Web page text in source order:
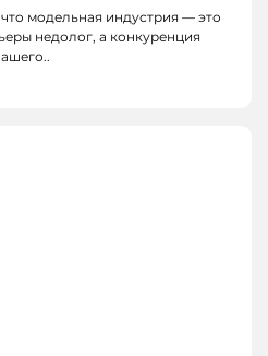
модельная индустрия — это
недолог, а конкуренция